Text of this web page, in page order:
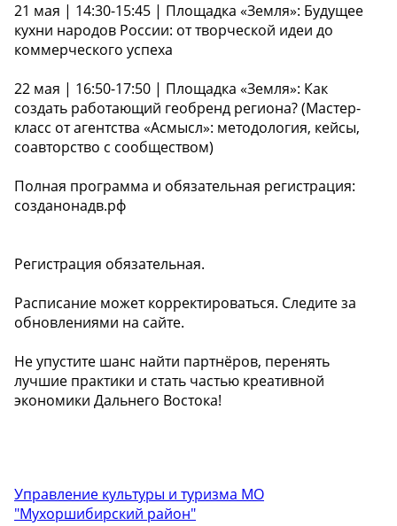
21 мая | 14:30-15:45 | Площадка «Земля»: Будущее
кухни народов России: от творческой идеи до
коммерческого успеха
22 мая | 16:50-17:50 | Площадка «Земля»: Как
создать работающий геобренд региона? (Мастер-
класс от агентства «Асмысл»: методология, кейсы,
соавторство с сообществом)
Полная программа и обязательная регистрация:
созданонадв.рф
Регистрация обязательная.
Расписание может корректироваться. Следите за
обновлениями на сайте.
Не упустите шанс найти партнёров, перенять
лучшие практики и стать частью креативной
экономики Дальнего Востока!
Управление культуры и туризма МО
"Мухоршибирский район"